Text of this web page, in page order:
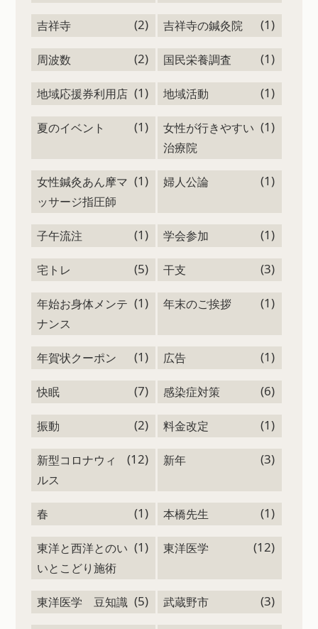
吉祥寺 (2) 吉祥寺の鍼灸院 (1)
周波数 (2) 国民栄養調査 (1)
地域応援券利用店 (1) 地域活動 (1)
夏のイベント (1)
女性が行きやすい
治療院
(1)
女性鍼灸あん摩マ
ッサージ指圧師
(1) 婦人公論 (1)
子午流注 (1) 学会参加 (1)
宅トレ (5) 干支 (3)
年始お身体メンテ
ナンス
(1) 年末のご挨拶 (1)
年賀状クーポン (1) 広告 (1)
快眠 (7) 感染症対策 (6)
振動 (2) 料金改定 (1)
新型コロナウィ
ルス
(12) 新年 (3)
春 (1) 本橋先生 (1)
東洋と西洋とのい
いとこどり施術
(1) 東洋医学 (12)
東洋医学 豆知識 (5) 武蔵野市 (3)